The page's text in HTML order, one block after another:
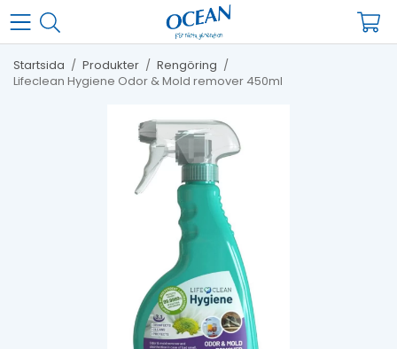
Startsida / Produkter / Rengöring /
Lifeclean Hygiene Odor & Mold remover 450ml